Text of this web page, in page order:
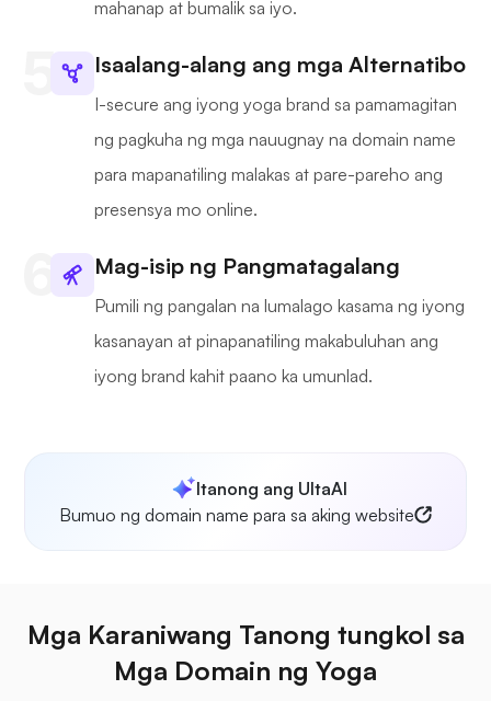
mahanap at bumalik sa iyo.
Isaalang-alang ang mga Alternatibo
I-secure ang iyong yoga brand sa pamamagitan
ng pagkuha ng mga nauugnay na domain name
para mapanatiling malakas at pare-pareho ang
presensya mo online.
Mag-isip ng Pangmatagalang
Pumili ng pangalan na lumalago kasama ng iyong
kasanayan at pinapanatiling makabuluhan ang
iyong brand kahit paano ka umunlad.
Itanong ang UltaAI
Bumuo ng domain name para sa aking website
Mga Karaniwang Tanong tungkol sa
Mga Domain ng Yoga